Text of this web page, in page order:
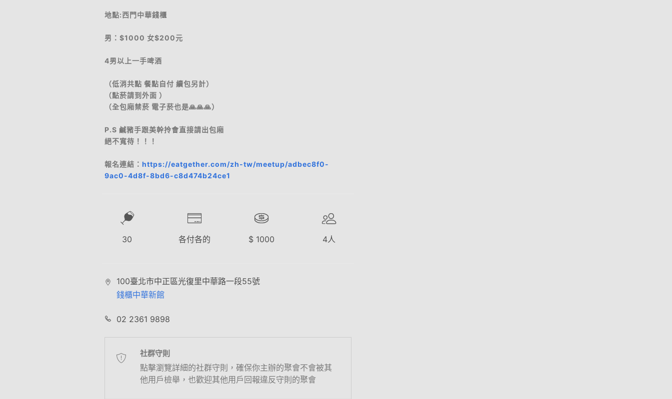
地點:西門中華錢櫃
男：$1000 女$200元
4男以上一手啤酒
（低消共點 餐點自付 續包另計）
（點菸請到外面 ）
（全包廂禁菸 電子菸也是🙏🙏🙏）
P.S 鹹豬手跟美幹拎會直接請出包廂
絕不寬待！！！
報名連結： https://eatgether.com/zh-tw/meetup/adbec8f0-
9ac0-4d8f-8bd6-c8d474b24ce1
30 各付各的 $ 1000 4人
100臺北市中正區光復里中華路一段55號
錢櫃中華新館
02 2361 9898
社群守則
點擊瀏覽詳細的社群守則，確保你主辦的聚會不會被其
他用戶檢舉，也歡迎其他用戶回報違反守則的聚會